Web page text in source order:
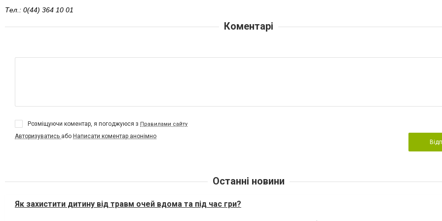
Тел.: 0(44) 364 10 01
Коментарі
Розміщуючи коментар, я погоджуюся з Правилами сайту
Авторизуватись або Написати коментар анонімно
Останні новини
Як захистити дитину від травм очей вдома та під час гри?